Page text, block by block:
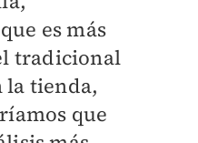
es más
tradicional
la tienda,
que